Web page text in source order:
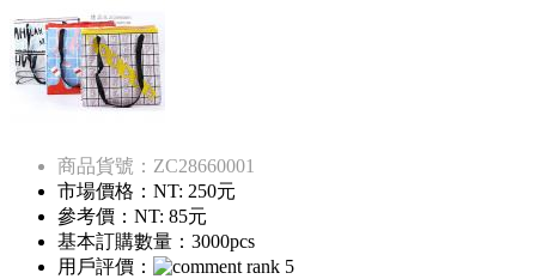
商品貨號：ZC28660001
市場價格： NT: 250元
參考價： NT: 85元
基本訂購數量：3000pcs
用戶評價：